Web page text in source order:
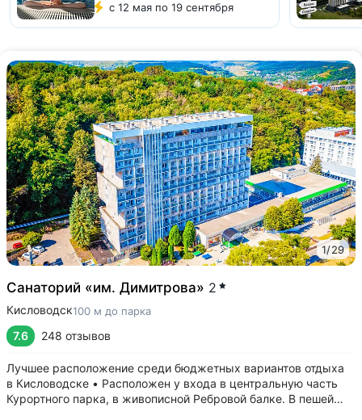
Железноводск
с 12 мая по 19 сентября
1/29
Санаторий «им. Димитрова» 2
Кисловодск100 м до парка
7.6 248 отзывов
Лучшее расположение среди бюджетных вариантов отдыха
в Кисловодске • Расположен у входа в центральную часть
Курортного парка, в живописной Ребровой балке. В пешей